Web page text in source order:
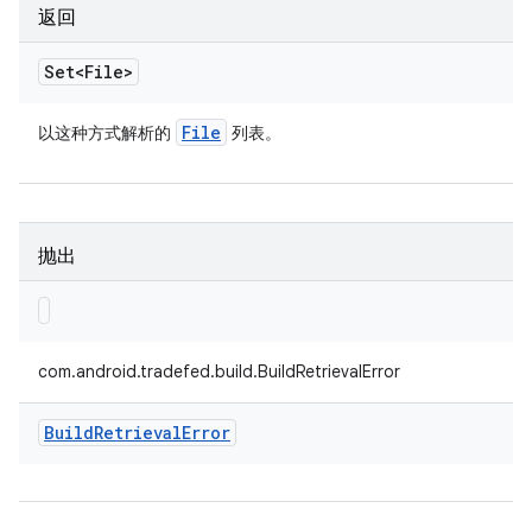
返回
Set<File>
以这种方式解析的 File 列表。
抛出
com.android.tradefed.build.BuildRetrievalError
BuildRetrievalError